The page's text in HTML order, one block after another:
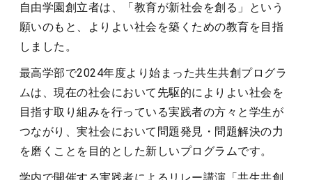
自由学園創立者は、「教育が新社会を創る」という
願いのもと、よりよい社会を築くための教育を目指
しました。
最高学部で2024年度より始まった共生共創プログラ
ムは、現在の社会において先駆的によりよい社会を
目指す取り組みを行っている実践者の方々と学生が
つながり、実社会において問題発見・問題解決の力
を磨くことを目的とした新しいプログラムです。